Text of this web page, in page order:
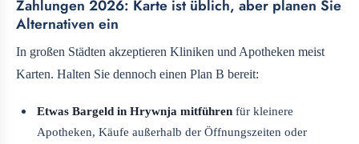
Zahlungen 2026: Karte ist üblich, aber planen Sie
Alternativen ein
In großen Städten akzeptieren Kliniken und Apotheken meist
Karten. Halten Sie dennoch einen Plan B bereit:
Etwas Bargeld in Hrywnja mitführen für kleinere
Apotheken, Käufe außerhalb der Öffnungszeiten oder